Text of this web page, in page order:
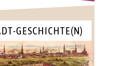
GESCHICHTE(N)